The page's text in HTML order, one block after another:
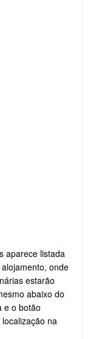
aparece listada
onde
estarão
abaixo do
e o botão
na